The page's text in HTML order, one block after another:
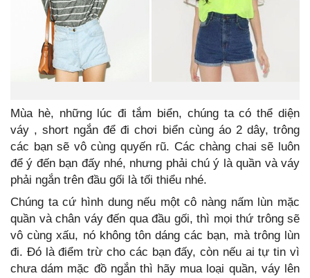
Mùa hè, những lúc đi tắm biển, chúng ta có thể diện
váy , short ngắn để đi chơi biển cùng áo 2 dây, trông
các bạn sẽ vô cùng quyến rũ. Các chàng chai sẽ luôn
để ý đến bạn đấy nhé, nhưng phải chú ý là quần và váy
phải ngắn trên đầu gối là tối thiểu nhé.
Chúng ta cứ hình dung nếu một cô nàng nấm lùn mặc
quần và chân váy đến qua đầu gối, thì mọi thứ trông sẽ
vô cùng xấu, nó không tôn dáng các bạn, mà trông lùn
đi. Đó là điểm trừ cho các bạn đấy, còn nếu ai tự tin vì
chưa dám mặc đồ ngắn thì hãy mua loại quần, váy lên